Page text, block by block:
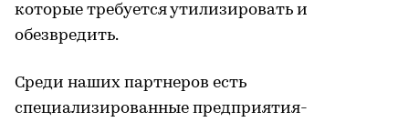
которые требуется утилизировать и
обезвредить.
Среди наших партнеров есть
специализированные предприятия-